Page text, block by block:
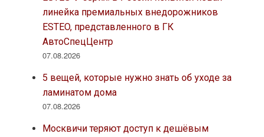
линейка премиальных внедорожников
ESTEO, представленного в ГК
АвтоСпецЦентр
07.08.2026
5 вещей, которые нужно знать об уходе за
ламинатом дома
07.08.2026
Москвичи теряют доступ к дешёвым